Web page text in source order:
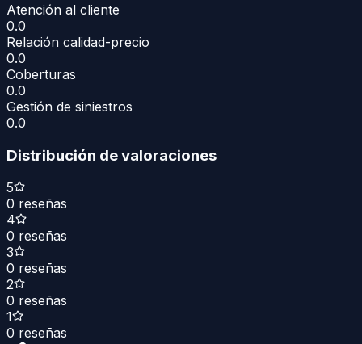
Atención al cliente
0.0
Relación calidad-precio
0.0
Coberturas
0.0
Gestión de siniestros
0.0
Distribución de valoraciones
5
0 reseñas
4
0 reseñas
3
0 reseñas
2
0 reseñas
1
0 reseñas